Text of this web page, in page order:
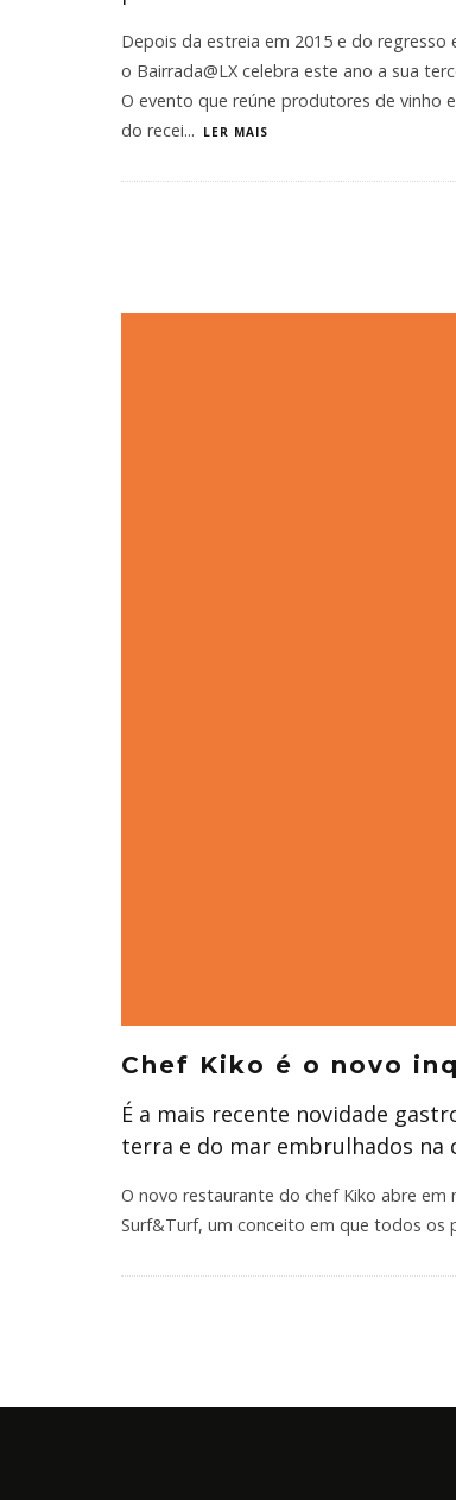
Depois da estreia em 2015 e do regresso
o Bairrada@LX celebra este ano a sua
O evento que reúne produtores de vinho
do recei... LER MAIS
Chef Kiko é o novo
É a mais recente novidade
terra e do mar embrulhados na
O novo restaurante do chef Kiko abre
Surf&Turf, um conceito em que todos os